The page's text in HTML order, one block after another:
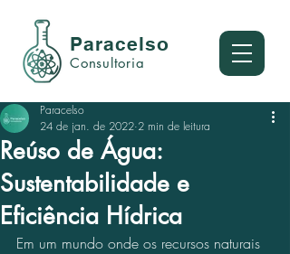
Consultoria
Paracelso
Reúso de Água:
Sustentabilidade e
Eficiência Hídrica
Paracelso
24 de jan. de 2022 2 min de leitura
Em um mundo onde os recursos naturais